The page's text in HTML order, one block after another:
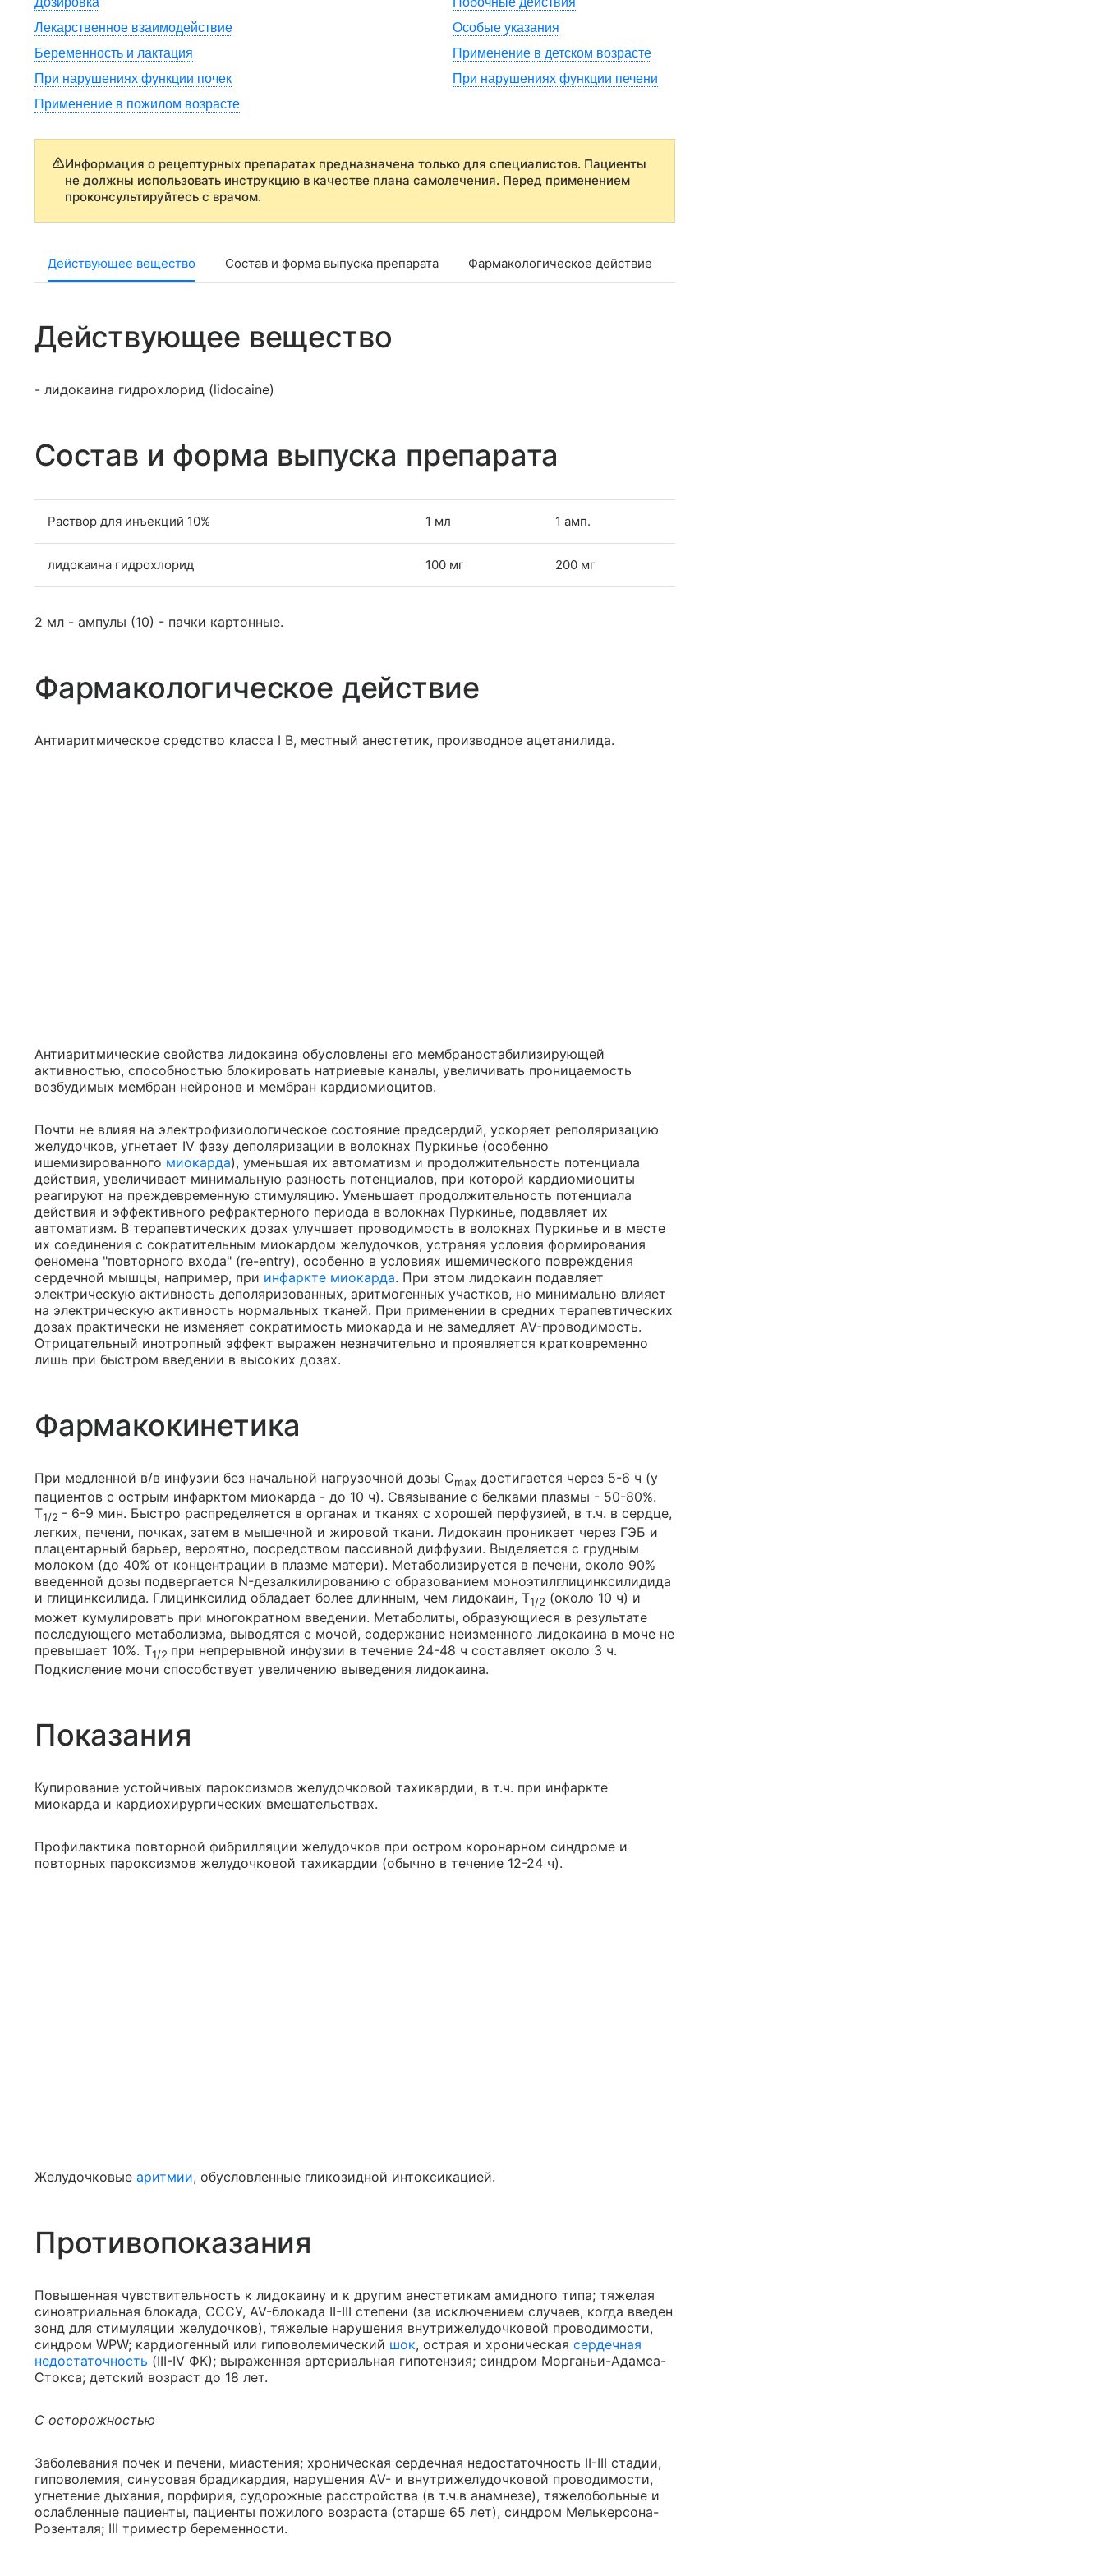
Лекарственное взаимодействие
Особые указания
Беременность и лактация
Применение в детском возрасте
При нарушениях функции почек
При нарушениях функции печени
Применение в пожилом возрасте
Информация о рецептурных препаратах предназначена только для специалистов. Пациенты
не должны использовать инструкцию в качестве плана самолечения. Перед применением
проконсультируйтесь с врачом.
Действующее вещество Состав и форма выпуска препарата Фармакологическое действие
Действующее вещество
- лидокаина гидрохлорид (lidocaine)
Состав и форма выпуска препарата
Раствор для инъекций 10% 1 мл 1 амп.
лидокаина гидрохлорид 100 мг 200 мг
2 мл - ампулы (10) - пачки картонные.
Фармакологическое действие
Антиаритмическое средство класса I B, местный анестетик, производное ацетанилида.
Антиаритмические свойства лидокаина обусловлены его мембраностабилизирующей
активностью, способностью блокировать натриевые каналы, увеличивать проницаемость
возбудимых мембран нейронов и мембран кардиомиоцитов.
Почти не влияя на электрофизиологическое состояние предсердий, ускоряет реполяризацию
желудочков, угнетает IV фазу деполяризации в волокнах Пуркинье (особенно
ишемизированного миокарда), уменьшая их автоматизм и продолжительность потенциала
действия, увеличивает минимальную разность потенциалов, при которой кардиомиоциты
реагируют на преждевременную стимуляцию. Уменьшает продолжительность потенциала
действия и эффективного рефрактерного периода в волокнах Пуркинье, подавляет их
автоматизм. В терапевтических дозах улучшает проводимость в волокнах Пуркинье и в месте
их соединения с сократительным миокардом желудочков, устраняя условия формирования
феномена "повторного входа" (re-entry), особенно в условиях ишемического повреждения
сердечной мышцы, например, при инфаркте миокарда. При этом лидокаин подавляет
электрическую активность деполяризованных, аритмогенных участков, но минимально влияет
на электрическую активность нормальных тканей. При применении в средних терапевтических
дозах практически не изменяет сократимость миокарда и не замедляет AV-проводимость.
Отрицательный инотропный эффект выражен незначительно и проявляется кратковременно
лишь при быстром введении в высоких дозах.
Фармакокинетика
При медленной в/в инфузии без начальной нагрузочной дозы Cmax достигается через 5-6 ч (у
пациентов с острым инфарктом миокарда - до 10 ч). Связывание с белками плазмы - 50-80%.
T1/2 - 6-9 мин. Быстро распределяется в органах и тканях с хорошей перфузией, в т.ч. в сердце,
легких, печени, почках, затем в мышечной и жировой ткани. Лидокаин проникает через ГЭБ и
плацентарный барьер, вероятно, посредством пассивной диффузии. Выделяется с грудным
молоком (до 40% от концентрации в плазме матери). Метаболизируется в печени, около 90%
введенной дозы подвергается N-дезалкилированию с образованием моноэтилглицинксилидида
и глицинксилида. Глицинксилид обладает более длинным, чем лидокаин, T1/2 (около 10 ч) и
может кумулировать при многократном введении. Метаболиты, образующиеся в результате
последующего метаболизма, выводятся с мочой, содержание неизменного лидокаина в моче не
превышает 10%. T1/2 при непрерывной инфузии в течение 24-48 ч составляет около 3 ч.
Подкисление мочи способствует увеличению выведения лидокаина.
Показания
Купирование устойчивых пароксизмов желудочковой тахикардии, в т.ч. при инфаркте
миокарда и кардиохирургических вмешательствах.
Профилактика повторной фибрилляции желудочков при остром коронарном синдроме и
повторных пароксизмов желудочковой тахикардии (обычно в течение 12-24 ч).
Желудочковые аритмии, обусловленные гликозидной интоксикацией.
Противопоказания
Повышенная чувствительность к лидокаину и к другим анестетикам амидного типа; тяжелая
синоатриальная блокада, СССУ, AV-блокада II-III степени (за исключением случаев, когда введен
зонд для стимуляции желудочков), тяжелые нарушения внутрижелудочковой проводимости,
синдром WPW; кардиогенный или гиповолемический шок, острая и хроническая сердечная
недостаточность (III-IV ФК); выраженная артериальная гипотензия; синдром Морганьи-Адамса-
Стокса; детский возраст до 18 лет.
С осторожностью
Заболевания почек и печени, миастения; хроническая сердечная недостаточность II-III стадии,
гиповолемия, синусовая брадикардия, нарушения AV- и внутрижелудочковой проводимости,
угнетение дыхания, порфирия, судорожные расстройства (в т.ч.в анамнезе), тяжелобольные и
ослабленные пациенты, пациенты пожилого возраста (старше 65 лет), синдром Мелькерсона-
Розенталя; III триместр беременности.